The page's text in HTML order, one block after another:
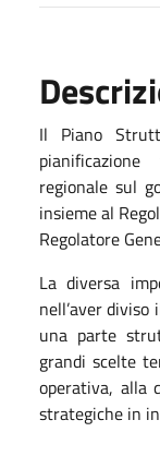
Il Piano
regionale sul
insieme al
Regolatore
La diversa
nell’aver
una parte
grandi scelte
operativa, alla
strategiche in